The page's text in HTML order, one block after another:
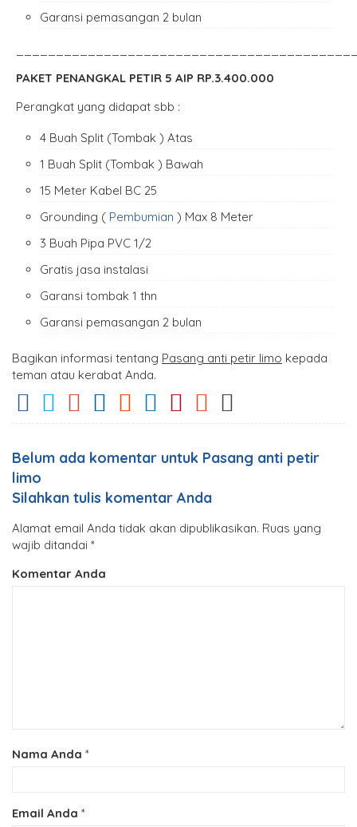
Garansi pemasangan 2 bulan
PAKET PENANGKAL PETIR 5 AIP RP.3.400.000
Perangkat yang didapat sbb :
4 Buah Split (Tombak ) Atas
1 Buah Split (Tombak ) Bawah
15 Meter Kabel BC 25
Grounding ( Pembumian ) Max 8 Meter
3 Buah Pipa PVC 1/2
Gratis jasa instalasi
Garansi tombak 1 thn
Garansi pemasangan 2 bulan
Bagikan informasi tentang Pasang anti petir limo kepada
teman atau kerabat Anda.
Belum ada komentar untuk Pasang anti petir
limo
Silahkan tulis komentar Anda
Alamat email Anda tidak akan dipublikasikan. Ruas yang
wajib ditandai *
Komentar Anda
Nama Anda *
Email Anda *